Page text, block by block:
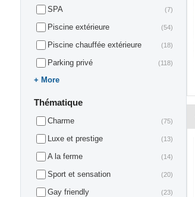
SPA (7)
Piscine extérieure (54)
Piscine chauffée extérieure (18)
Parking privé (118)
More
Thématique
Charme (75)
Luxe et prestige (13)
A la ferme (14)
Sport et sensation (20)
Gay friendly (23)